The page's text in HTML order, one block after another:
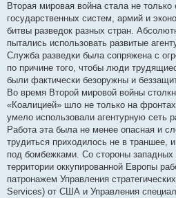
Вторая мировая война стала не
государственных систем, армий и
битвы разведок разных стран.
пытались использовать развитые
Служба разведки была сопряжена с
по причине того, чтобы люди
были фактически безоружны и
Во время Второй мировой войны
«Коалицией» шло не только на
умело использовали агентурную сеть
Работа эта была не менее опасная и
трудиться приходилось не в траншее,
под бомбежками. Со стороны западных
территории оккупированной Европы
патронажем Управления
Services) от США и Управления